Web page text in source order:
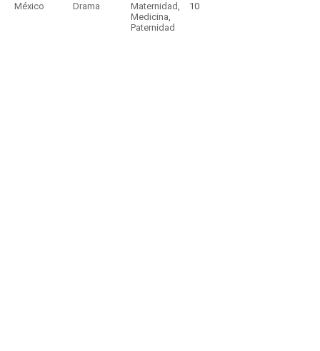
México Drama Maternidad,
Medicina,
Paternidad
10